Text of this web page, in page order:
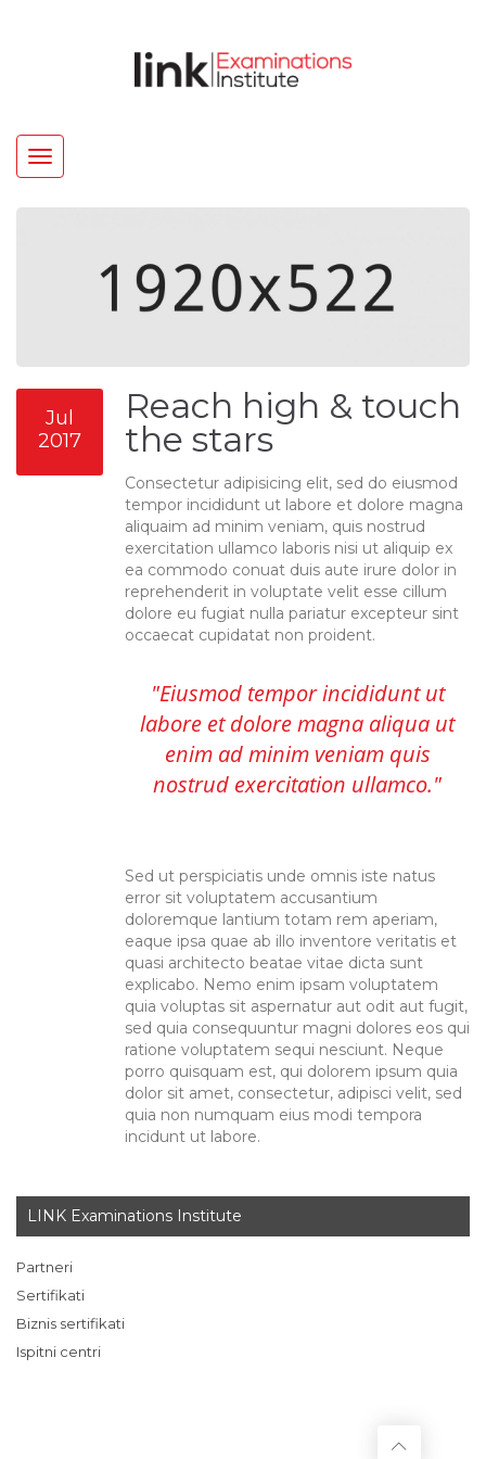
Toggle
navigation
Jul
2017
Reach high & touch
the stars
Consectetur adipisicing elit, sed do eiusmod
tempor incididunt ut labore et dolore magna
aliquaim ad minim veniam, quis nostrud
exercitation ullamco laboris nisi ut aliquip ex
ea commodo conuat duis aute irure dolor in
reprehenderit in voluptate velit esse cillum
dolore eu fugiat nulla pariatur excepteur sint
occaecat cupidatat non proident.
Eiusmod tempor incididunt ut
labore et dolore magna aliqua ut
enim ad minim veniam quis
nostrud exercitation ullamco.
Sed ut perspiciatis unde omnis iste natus
error sit voluptatem accusantium
doloremque lantium totam rem aperiam,
eaque ipsa quae ab illo inventore veritatis et
quasi architecto beatae vitae dicta sunt
explicabo. Nemo enim ipsam voluptatem
quia voluptas sit aspernatur aut odit aut fugit,
sed quia consequuntur magni dolores eos qui
ratione voluptatem sequi nesciunt. Neque
porro quisquam est, qui dolorem ipsum quia
dolor sit amet, consectetur, adipisci velit, sed
quia non numquam eius modi tempora
incidunt ut labore.
LINK Examinations Institute
Partneri
Sertifikati
Biznis sertifikati
Ispitni centri